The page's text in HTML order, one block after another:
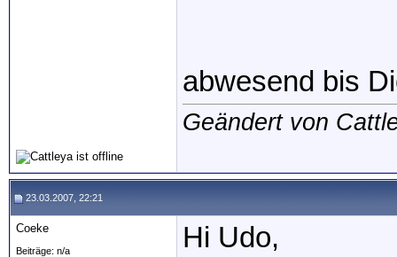
abwesend bis
Geändert von
23.03.2007, 22:21
Coeke
Beiträge: n/a Hi Udo,